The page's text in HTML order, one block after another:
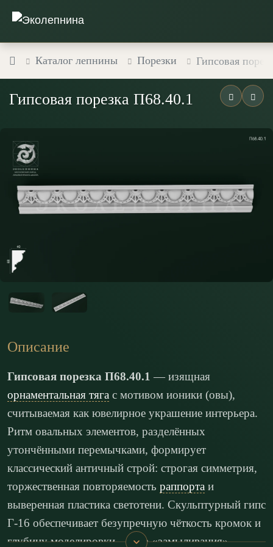
Каталог лепнины Порезки Гипсовая
Гипсовая порезка П68.40.1
Описание
Гипсовая порезка П68.40.1 — изящная
орнаментальная тяга с мотивом ионики (овы),
считываемая как ювелирное украшение интерьера.
Ритм овальных элементов, разделённых
утончёнными перемычками, формирует
классический античный строй: строгая симметрия,
торжественная повторяемость раппорта и
выверенная пластика светотени. Скульптурный гипс
Г-16 обеспечивает безупречную чёткость кромок и
глубину моделировки — без «замыливания»,